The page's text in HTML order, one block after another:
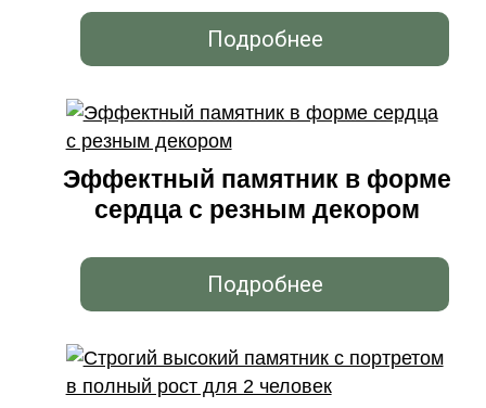
Подробнее
Эффектный памятник в форме
сердца с резным декором
Подробнее